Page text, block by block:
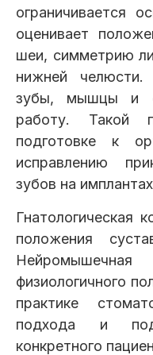
ограничивается
оценивает
шеи, симметрию
нижней челюсти.
зубы, мышцы и
работу. Такой
подготовке к
исправлению
зубов на
Гнатологическая
положения
Нейромышечная
физиологичного
практике
подхода и
конкретного